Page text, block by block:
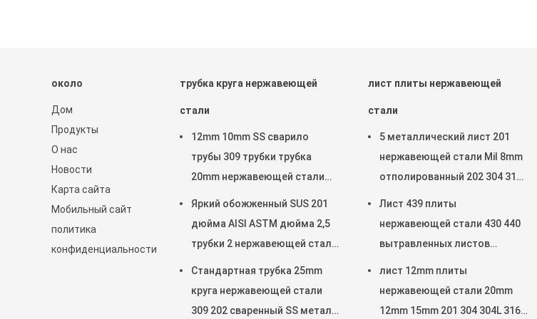
около
Дом
Продукты
О нас
Новости
Карта сайта
Мобильный сайт
политика
конфиденциальности
трубка круга нержавеющей
стали
12mm 10mm SS сварило
трубы 309 трубки трубка
20mm нержавеющей стали
316 201 22MM 25mm
Яркий обожженный SUS 201
дюйма AISI ASTM дюйма 2,5
трубки 2 нержавеющей стали
Стандартная трубка 25mm
круга нержавеющей стали
309 202 сваренный SS металл
лист плиты нержавеющей
стали
5 металлический лист 201
нержавеющей стали Mil 8mm
отполированный 202 304 316
Лист 439 плиты
нержавеющей стали 430 440
вытравленных листов
лист 12mm плиты
нержавеющей стали 20mm
12mm 15mm 201 304 304L 316